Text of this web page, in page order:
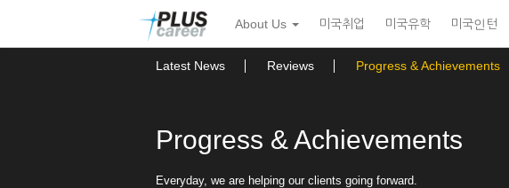
뉴
토
About Us 미국취업 미국유학 미국인턴
Latest News Reviews Progress & Achievements
Progress & Achievements
Everyday, we are helping our clients going forward.